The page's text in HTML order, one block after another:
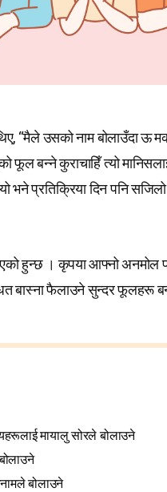
“मैले उसको नाम बोलाउँदा ऊ
बन्ने कुराचाहिँ त्यो
प्रतिक्रिया दिन पनि
हुन्छ । कृपया आफ्नो अनमोल
बास्ना फैलाउने सुन्दर फूलहरू
मायालु सोरले बोलाउने
बोलाउने